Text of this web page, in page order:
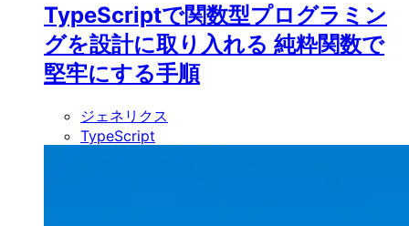
TypeScriptで関数型プログラミン
グを設計に取り入れる 純粋関数で
堅牢にする手順
ジェネリクス
TypeScript